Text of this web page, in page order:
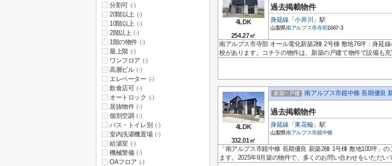
4LDK
254.27㎡
過去掲載物件
身延線 「小井川 」駅
山梨県南アルプス市寺部1667-3
南アルプス市寺部 オール電化新築2棟 2号棟 敷地76坪：身延
校があります。コチラの物件は、新築の戸建て物件で設備も
4LDK
332.01㎡
新築一戸建 南アルプス市鏡中條 長期優良
過去掲載物件
身延線 「東花輪」駅
山梨県南アルプス市鏡中條
「南アルプス市鏡中條 長期優良 新築2棟 1号棟 敷地100坪」
ます。2025年9月築の物件で、多くのお問い合わせをいただい
分割可 (-)
20階以上 (-)
10階以上 (-)
2階以上 (-)
1階の物件 (-)
最上階 (-)
ワンフロア (-)
高層ビル (-)
エレベーター (-)
飲食店可 (-)
オートロック (-)
居抜物件 (-)
個別空調 (-)
バス・トイレ別 (-)
室内洗濯機置場 (-)
給湯室 (-)
機械警備 (-)
OAフロア (-)